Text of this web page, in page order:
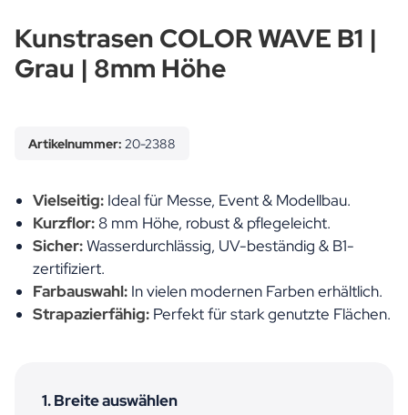
Kunstrasen COLOR WAVE B1 |
Grau | 8mm Höhe
Artikelnummer: 20-2388
Vielseitig: Ideal für Messe, Event & Modellbau.
Kurzflor: 8 mm Höhe, robust & pflegeleicht.
Sicher:Wasserdurchlässig, UV-beständig & B1-
zertifiziert.
Farbauswahl: In vielen modernen Farben erhältlich.
Strapazierfähig: Perfekt für stark genutzte Flächen.
1. Breite auswählen